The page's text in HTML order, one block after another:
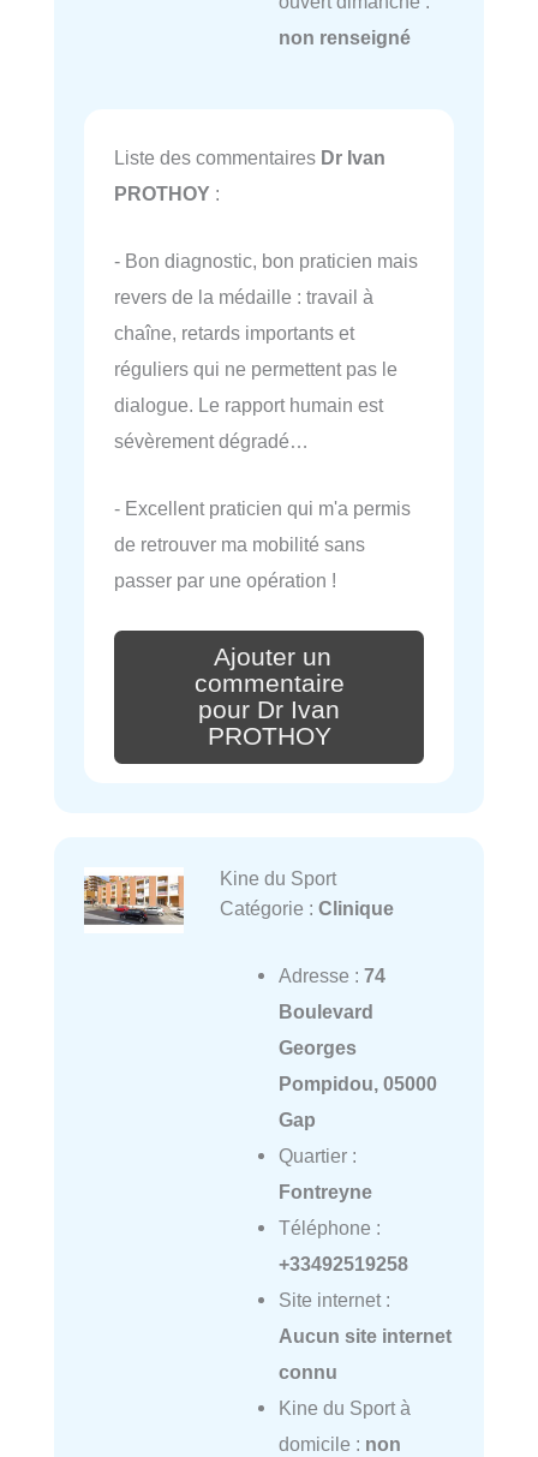
non renseigné
Liste des commentaires Dr Ivan
PROTHOY :
- Bon diagnostic, bon praticien mais
revers de la médaille : travail à
chaîne, retards importants et
réguliers qui ne permettent pas le
dialogue. Le rapport humain est
sévèrement dégradé…
- Excellent praticien qui m'a permis
de retrouver ma mobilité sans
passer par une opération !
Ajouter un
commentaire
pour Dr Ivan
PROTHOY
Kine du Sport
Catégorie : Clinique
Adresse : 74
Boulevard
Georges
Pompidou, 05000
Gap
Quartier :
Fontreyne
Téléphone :
+33492519258
Site internet :
Aucun site internet
connu
Kine du Sport à
domicile : non